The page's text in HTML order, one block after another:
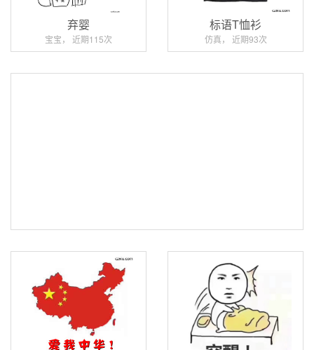
弃婴
宝宝， 近期115次
标语T恤衫
仿真， 近期93次